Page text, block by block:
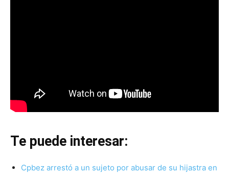
Te puede interesar:
Cpbez arrestó a un sujeto por abusar de su hijastra en